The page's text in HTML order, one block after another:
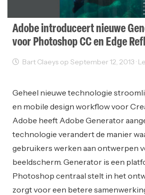
Adobe introduceert nieuwe
voor Photoshop CC en Edge
Bart Claeys op September 12, 2013 ·
Geheel nieuwe technologie
en mobile design workflow voor
Adobe heeft Adobe Generator
technologie verandert de manier
gebruikers werken aan ontwerpen
beeldscherm. Generator is een
Photoshop centraal stelt in het
zorgt voor een betere